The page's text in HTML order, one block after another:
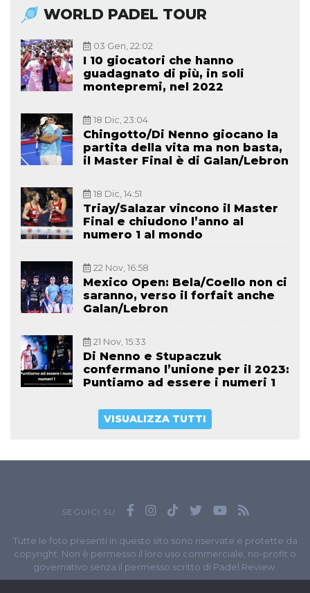
WORLD PADEL TOUR
03 Gen, 22:02
I 10 giocatori che hanno
guadagnato di più, in soli
montepremi, nel 2022
18 Dic, 23:04
Chingotto/Di Nenno giocano la
partita della vita ma non basta,
il Master Final è di Galan/Lebron
18 Dic, 14:51
Triay/Salazar vincono il Master
Final e chiudono l’anno al
numero 1 al mondo
22 Nov, 16:58
Mexico Open: Bela/Coello non ci
saranno, verso il forfait anche
Galan/Lebron
21 Nov, 15:33
Di Nenno e Stupaczuk
confermano l’unione per il 2023:
Puntiamo ad essere i numeri 1
VISUALIZZA TUTTI
SEGUICI SU
Tutte le foto presenti in questo sito sono riservate e protette da
copyright. Non è permesso il loro uso commerciale, no-profit o
governativo senza il permesso scritto di Padel Review.